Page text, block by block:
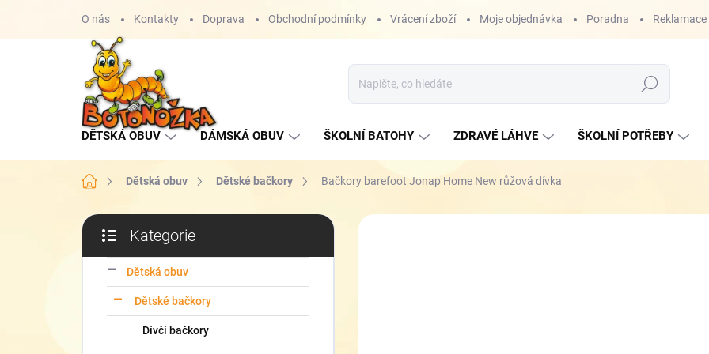
O nás Kontakty Doprava Obchodní podmínky Vrácení zboží Moje objednávka Poradna Reklamace
Hledat
DĚTSKÁ OBUV DÁMSKÁ OBUV ŠKOLNÍ BATOHY ZDRAVÉ LÁHVE ŠKOLNÍ POTŘEBY
Domů Dětská obuv Dětské bačkory Bačkory barefoot Jonap Home New růžová dívka
P
s
kategorie
Kategorie
Dětská obuv
Dětské bačkory
Dívčí bačkory
ZNAČKA: